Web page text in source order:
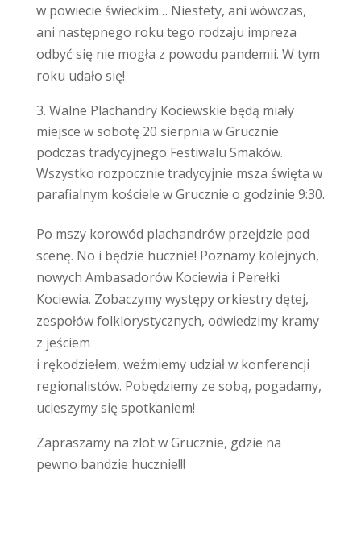
w powiecie świeckim… Niestety, ani wówczas,
ani następnego roku tego rodzaju impreza
odbyć się nie mogła z powodu pandemii. W tym
roku udało się!
Walne Plachandry Kociewskie będą miały
miejsce w sobotę 20 sierpnia w Grucznie
podczas tradycyjnego Festiwalu Smaków.
Wszystko rozpocznie tradycyjnie msza święta w
parafialnym kościele w Grucznie o godzinie 9:30.
Po mszy korowód plachandrów przejdzie pod
scenę. No i będzie hucznie! Poznamy kolejnych,
nowych Ambasadorów Kociewia i Perełki
Kociewia. Zobaczymy występy orkiestry dętej,
zespołów folklorystycznych, odwiedzimy kramy
z jeściem
i rękodziełem, weźmiemy udział w konferencji
regionalistów. Pobędziemy ze sobą, pogadamy,
ucieszymy się spotkaniem!
Zapraszamy na zlot w Grucznie, gdzie na
pewno bandzie hucznie!!!